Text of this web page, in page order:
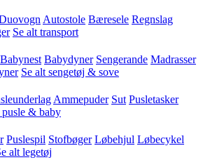
Autostole Bæresele Regnslag
Se alt transport
Babynest Babydyner Sengerande Madrasser
Se alt sengetøj & sove
Ammepuder Sut Pusletasker
pusle & baby
Puslespil Stofbøger Løbehjul Løbecykel
alt legetøj